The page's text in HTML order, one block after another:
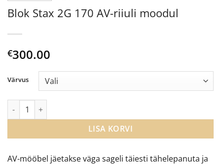
Blok Stax 2G 170 AV-riiuli moodul
€300.00
AV-mööbel jäetakse väga sageli täiesti tähelepanuta ja
Värvus
Blok Stax 2G 170 AV-riiuli moodul kogus
LISA KORVI